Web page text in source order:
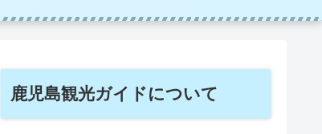
鹿児島観光ガイドについて